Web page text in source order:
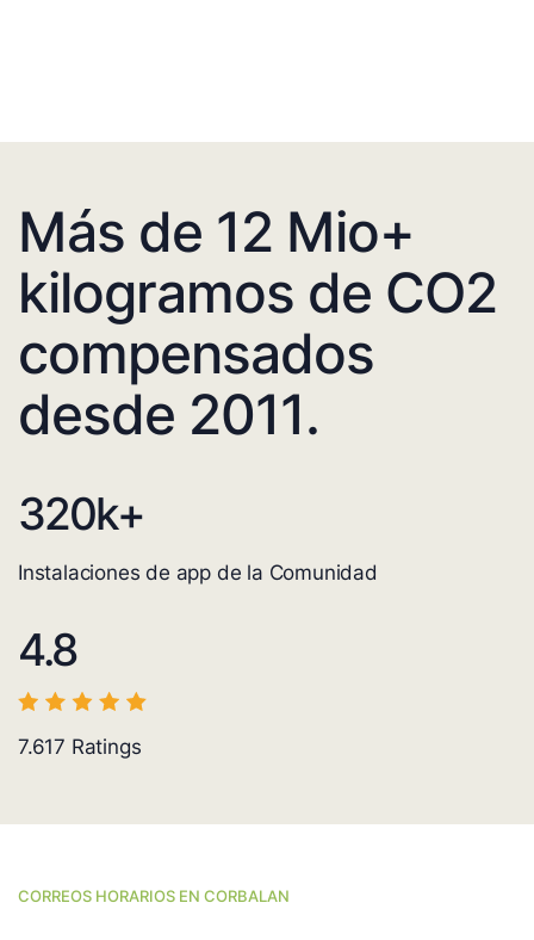
Más de 12 Mio+
kilogramos de CO2
compensados
desde 2011.
320k+
Instalaciones de app de la Comunidad
4.8
7.617 Ratings
CORREOS HORARIOS EN CORBALAN